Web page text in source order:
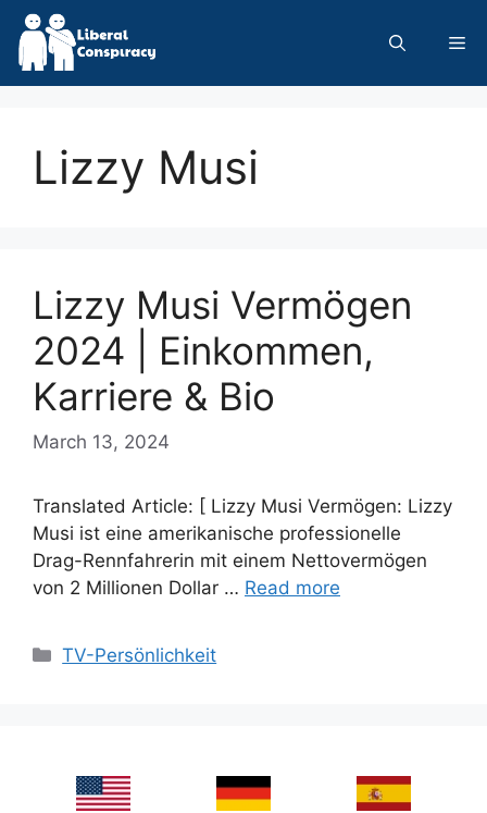
Skip
content
Lizzy Musi
Lizzy Musi Vermögen
2024 | Einkommen,
Karriere & Bio
March 13, 2024
Translated Article: [ Lizzy Musi Vermögen: Lizzy
Musi ist eine amerikanische professionelle
Drag-Rennfahrerin mit einem Nettovermögen
von 2 Millionen Dollar … Read more
Categories
TV-Persönlichkeit